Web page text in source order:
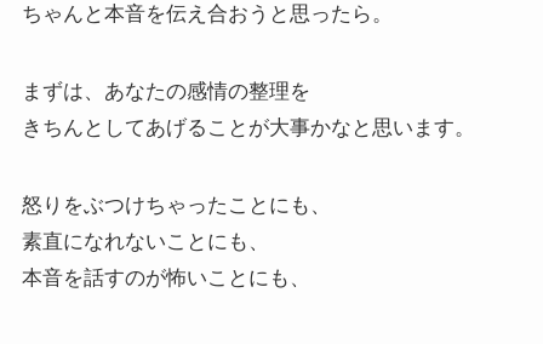
ちゃんと本音を伝え合おうと思ったら。
まずは、あなたの感情の整理を
きちんとしてあげることが大事かなと思います。
怒りをぶつけちゃったことにも、
素直になれないことにも、
本音を話すのが怖いことにも、